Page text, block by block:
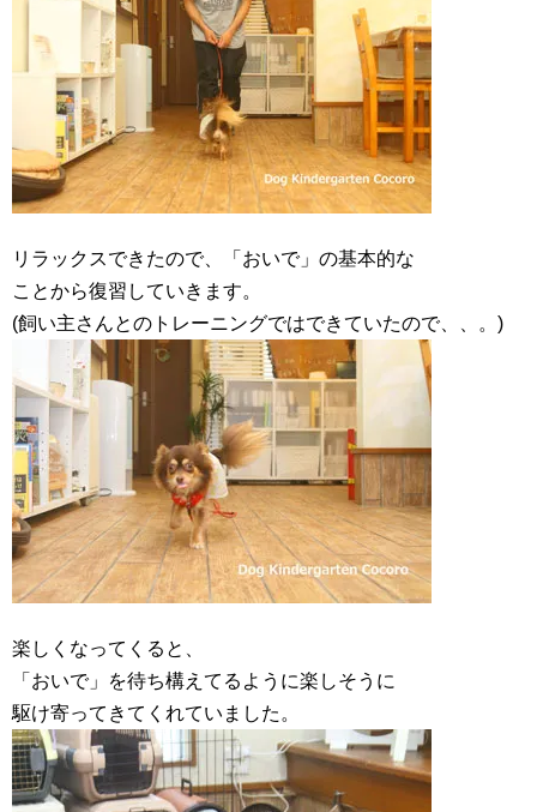
リラックスできたので、「おいで」の基本的な
ことから復習していきます。
(飼い主さんとのトレーニングではできていたので、、。)
楽しくなってくると、
「おいで」を待ち構えてるように楽しそうに
駆け寄ってきてくれていました。